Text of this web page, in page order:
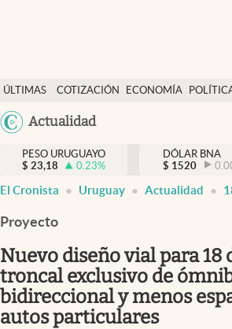
ÚLTIMAS
NOTICIAS
COTIZACIÓN
ECONOMÍA
Actualidad
Actualidad
Economía
Política
Uruguay
PESO URUGUAYO
$ 23,18 0.23%
DÓLAR BNA
$ 1520
El Cronista Uruguay Actualidad
Proyecto
Nuevo diseño vial para 18
troncal exclusivo de
bidireccional y menos
autos particulares